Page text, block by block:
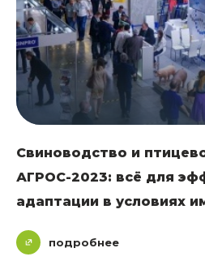
Свиноводство и
АГРОС-2023: всё для
адаптации в условиях
подробнее